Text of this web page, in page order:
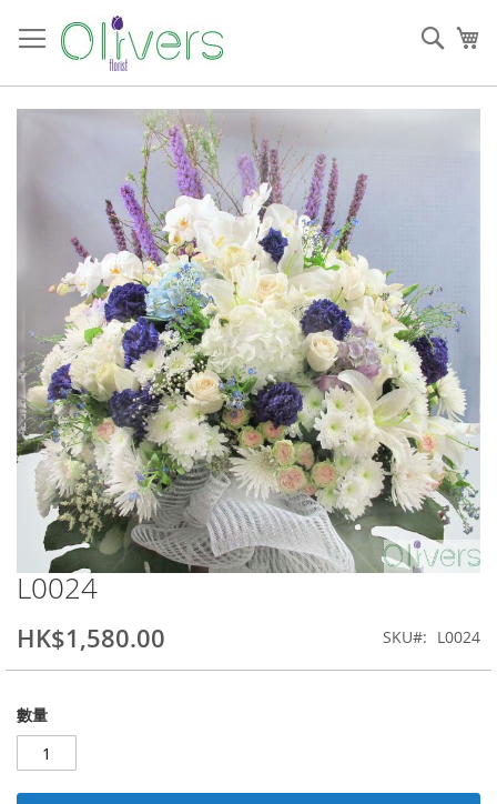
過
到
搜
索
gallery
Skip
to
the
beginning
of
images
gallery
L0024
HK$1,580.00 SKU L0024
數量